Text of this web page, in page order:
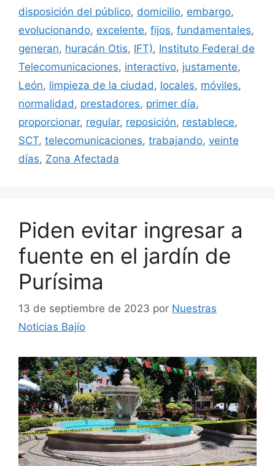
disposición del público, domicilio, embargo,
evolucionando, excelente, fijos, fundamentales,
generan, huracán Otis, IFT), Instituto Federal de
Telecomunicaciones, interactivo, justamente,
León, limpieza de la ciudad , locales, móviles,
normalidad , prestadores, primer día,
proporcionar, regular, reposición, restablece,
SCT, telecomunicaciones, trabajando, veinte
días, Zona Afectada
Piden evitar ingresar a
fuente en el jardín de
Purísima
13 de septiembre de 2023 por Nuestras
Noticias Bajío